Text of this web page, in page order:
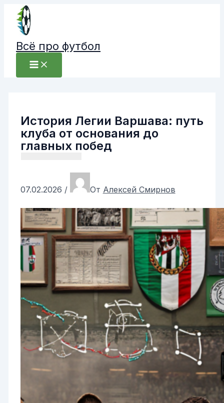
Перейти
содержимому
Всё про футбол
История Легии Варшава: путь
клуба от основания до
главных побед
07.02.2026 / От Алексей Смирнов